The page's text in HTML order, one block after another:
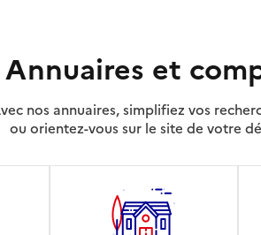
Annuaires et
nos annuaires, simplifiez vos
ou orientez-vous sur le site de votre